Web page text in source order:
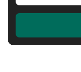
email